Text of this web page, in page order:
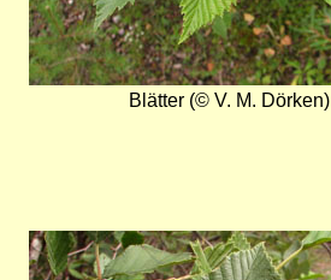
Blätter (© V. M. Dörken)
Bild